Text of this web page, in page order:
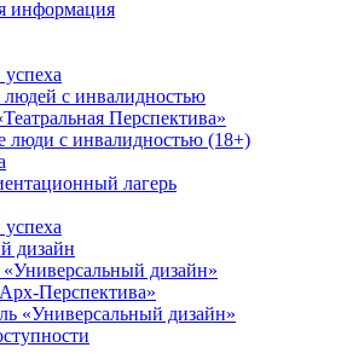
информация
с инвалидностью
Перспектива»
люди с инвалидностью (18+)
лагерь
дизайн
дизайн»
Перспектива»
«Универсальный дизайн»